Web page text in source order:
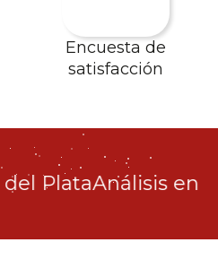
Encuesta de
satisfacción
PlataAnálisis en la